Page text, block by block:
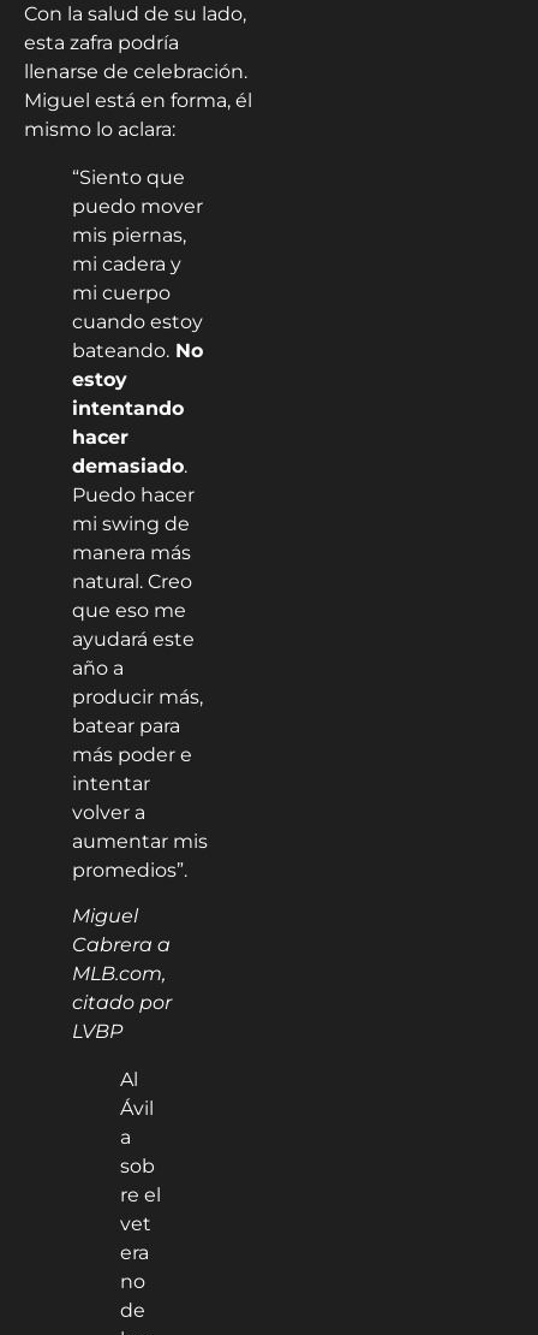
Con la salud de su lado,
esta zafra podría
llenarse de celebración.
Miguel está en forma, él
mismo lo aclara:
“Siento que
puedo mover
mis piernas,
mi cadera y
mi cuerpo
cuando estoy
bateando. No
estoy
intentando
hacer
demasiado.
Puedo hacer
mi swing de
manera más
natural. Creo
que eso me
ayudará este
año a
producir más,
batear para
más poder e
intentar
volver a
aumentar mis
promedios”.
Miguel
Cabrera a
MLB.com,
citado por
LVBP
Al
Ávil
a
sob
re el
vet
era
no
de